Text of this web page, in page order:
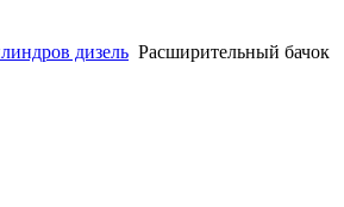
дизель Расширительный бачок